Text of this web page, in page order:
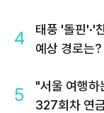
4
태풍 '돌핀'·'
예상 경로는?
5
"서울 여행
327회차 연